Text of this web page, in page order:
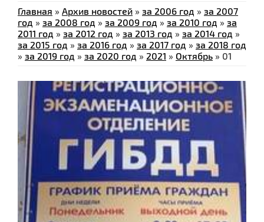
Главная » Архив новостей » за 2006 год » за 2007
год » за 2008 год » за 2009 год » за 2010 год » за
2011 год » за 2012 год » за 2013 год » за 2014 год »
за 2015 год » за 2016 год » за 2017 год » за 2018 год
» за 2019 год » за 2020 год » 2021 » Октябрь » 01